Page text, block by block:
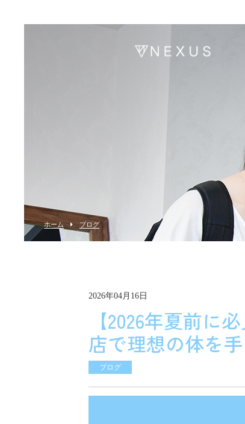
ホーム ブログ
2026年04月16日
【2026年夏前に
店で理想の体を
ブログ